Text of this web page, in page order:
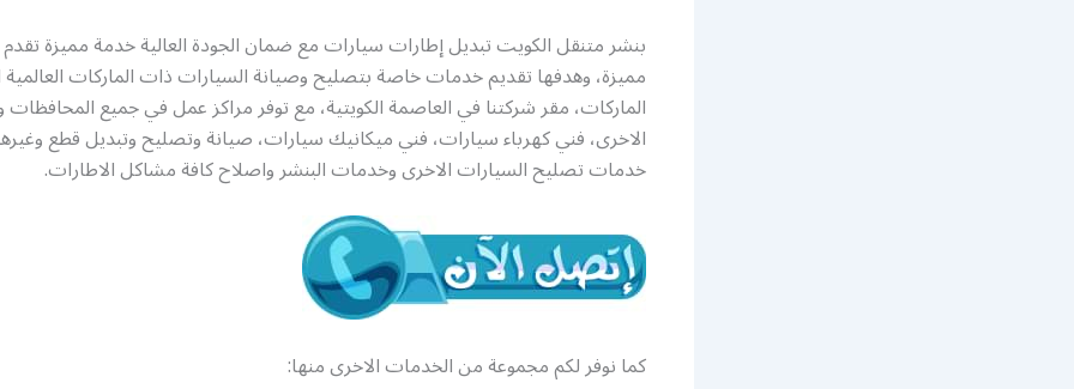
بنشر متنقل الكويت تبديل إطارات سيارات مع ضمان الجودة العالية خدمة مميزة
مميزة، وهدفها تقديم خدمات خاصة بتصليح وصيانة السيارات ذات الماركات العالمية
الماركات، مقر شركتنا في العاصمة الكويتية، مع توفر مراكز عمل في جميع
الاخرى، فني كهرباء سيارات، فني ميكانيك سيارات، صيانة وتصليح وتبديل قطع
خدمات تصليح السيارات الاخرى وخدمات البنشر واصلاح كافة مشاكل الاطارات.
كما نوفر لكم مجموعة من الخدمات الاخرى منها: